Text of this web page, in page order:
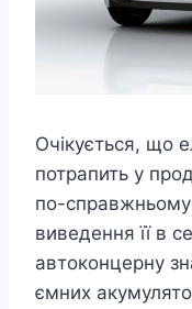
Очікується, що
потрапить у
по-
виведення її в
автоконцерну
ємних